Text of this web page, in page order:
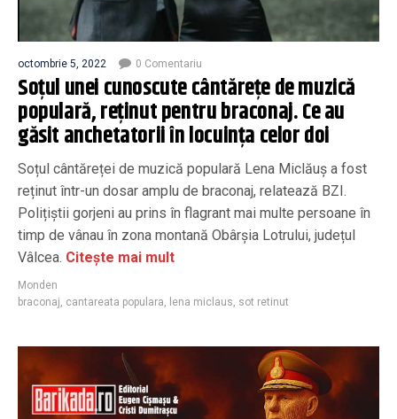
octombrie 5, 2022 0 Comentariu
Soțul unei cunoscute cântărețe de muzică
populară, reținut pentru braconaj. Ce au
găsit anchetatorii în locuința celor doi
Soțul cântăreței de muzică populară Lena Miclăuș a fost
reținut într-un dosar amplu de braconaj, relatează BZI.
Polițiștii gorjeni au prins în flagrant mai multe persoane în
timp de vânau în zona montană Obârșia Lotrului, județul
Vâlcea. Citește mai mult
Monden
braconaj, cantareata populara, lena miclaus, sot retinut